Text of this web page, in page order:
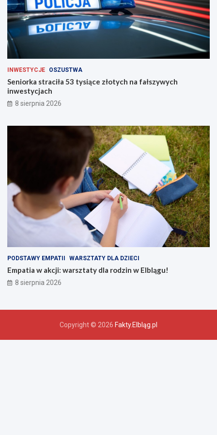
INWESTYCJE OSZUSTWA
Seniorka straciła 53 tysiące złotych na fałszywych
inwestycjach
8 sierpnia 2026
PODSTAWY EMPATII WARSZTATY DLA DZIECI
Empatia w akcji: warsztaty dla rodzin w Elblągu!
8 sierpnia 2026
Copyright © 2026 Fakty.Elbląg.pl